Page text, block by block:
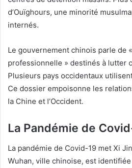
d’Ouïghours, une minorité
internés.
Le gouvernement chinois parle de
professionnelle » destinés à lutter
Plusieurs pays occidentaux
Ce dossier empoisonne les
la Chine et l’Occident.
La Pandémie de
La pandémie de Covid-19 met Xi
Wuhan, ville chinoise, est